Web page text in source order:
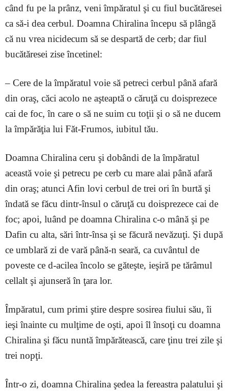
când fu pe la prânz, veni împăratul şi cu fiul bucătăresei
ca să-i dea cerbul. Doamna Chiralina începu să plângă
că nu vrea nicidecum să se despartă de cerb; dar fiul
bucătăresei zise încetinel:
– Cere de la împăratul voie să petreci cerbul până afară
din oraş, căci acolo ne aşteaptă o căruţă cu doisprezece
cai de foc, în care o să ne suim cu toţii şi o să ne ducem
la împărăţia lui Făt-Frumos, iubitul tău.
Doamna Chiralina ceru şi dobândi de la împăratul
această voie şi petrecu pe cerb cu mare alai până afară
din oraş; atunci Afin lovi cerbul de trei ori în burtă şi
îndată se făcu dintr-însul o căruţă cu doisprezece cai de
foc; apoi, luând pe doamna Chiralina c-o mână şi pe
Dafin cu alta, sări într-însa şi se făcură nevăzuţi. Şi după
ce umblară zi de vară până-n seară, ca cuvântul de
poveste ce d-acilea încolo se găteşte, ieşiră pe tărâmul
cellalt şi ajunseră în ţara lor.
Împăratul, cum primi ştire despre sosirea fiului său, îi
ieşi înainte cu mulţime de oşti, apoi îl însoţi cu doamna
Chiralina şi făcu nuntă împărătească, care ţinu trei zile şi
trei nopţi.
Într-o zi, doamna Chiralina şedea la fereastra palatului şi